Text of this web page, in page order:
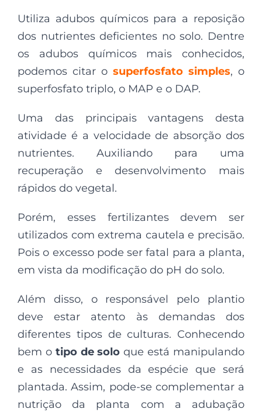
Utiliza adubos químicos para a reposição
dos nutrientes deficientes no solo. Dentre
os adubos químicos mais conhecidos,
podemos citar o superfosfato simples, o
superfosfato triplo, o MAP e o DAP.
Uma das principais vantagens desta
atividade é a velocidade de absorção dos
nutrientes. Auxiliando para uma
recuperação e desenvolvimento mais
rápidos do vegetal.
Porém, esses fertilizantes devem ser
utilizados com extrema cautela e precisão.
Pois o excesso pode ser fatal para a planta,
em vista da modificação do pH do solo.
Além disso, o responsável pelo plantio
deve estar atento às demandas dos
diferentes tipos de culturas. Conhecendo
bem o tipo de solo que está manipulando
e as necessidades da espécie que será
plantada. Assim, pode-se complementar a
nutrição da planta com a adubação